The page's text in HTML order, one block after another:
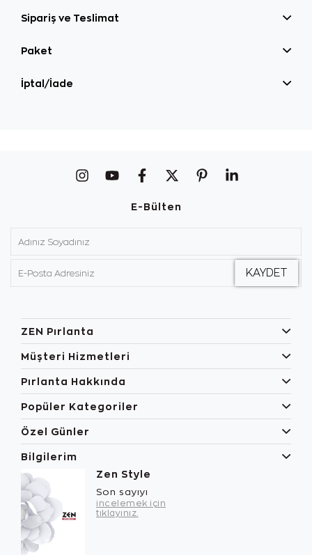
Sipariş ve Teslimat
Paket
İptal/İade
E-Bülten
ZEN Pırlanta
Müşteri Hizmetleri
Pırlanta Hakkında
Popüler Kategoriler
Özel Günler
Bilgilerim
Zen Style
Son sayıyı
incelemek için
tıklayınız.